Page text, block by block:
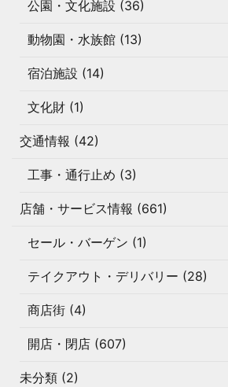
公園・文化施設 (36)
動物園・水族館 (13)
宿泊施設 (14)
文化財 (1)
交通情報 (42)
工事・通行止め (3)
店舗・サービス情報 (661)
セール・バーゲン (1)
テイクアウト・デリバリー (28)
商店街 (4)
開店・閉店 (607)
未分類 (2)